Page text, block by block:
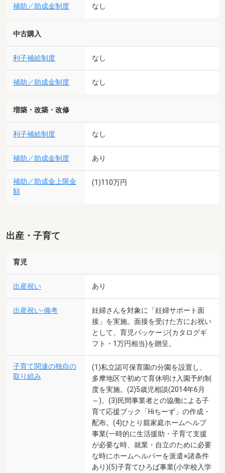
補助／助成金制度 なし
中古購入
利子補給制度 なし
補助／助成金制度 なし
増築・改築・改修
利子補給制度 なし
補助／助成金制度 あり
補助／助成金上限金
額
(1)110万円
出産・子育て
育児
出産祝い あり
出産祝い-備考
妊婦さんを対象に「妊婦サポート面
接」を実施。面接を受けた方にお祝い
として、育児パッケージ(カタログギ
フト・1万円相当)を贈呈。
子育て関連の独自の
取り組み
(1)私立認可保育園の分園を設置し、
多摩地区で初めて育休明け入園予約制
度を実施。(2)5歳児相談(2014年6月
～)。(3)民間事業者との協働による子
育て応援ブック「Hiちーず」の作成・
配布。(4)ひとり親家庭ホームヘルプ
事業(一時的に生活援助・子育て支援
が必要な時、就業・自立のために必要
な時にホームヘルパーを派遣※諸条件
あり)(5)子育てひろば事業(小学校入学